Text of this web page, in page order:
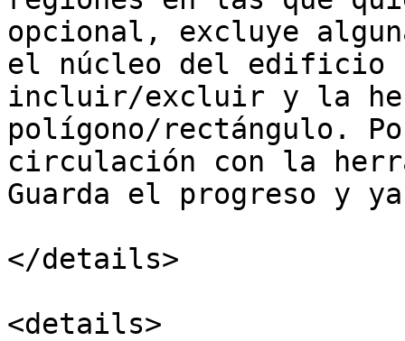
opcional, excluye
el núcleo del edificio
incluir/excluir y la
polígono/rectángulo.
circulación con la
Guarda el progreso y
</details>
<details>